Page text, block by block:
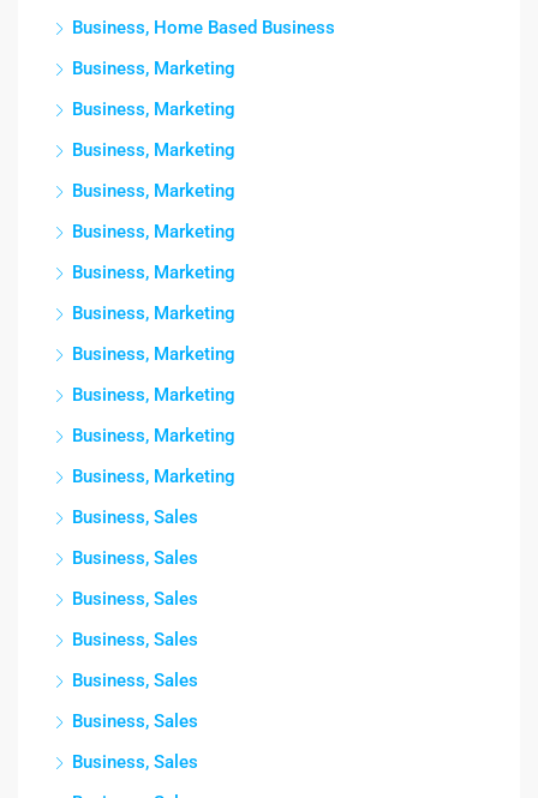
Business, Home Based Business
Business, Marketing
Business, Marketing
Business, Marketing
Business, Marketing
Business, Marketing
Business, Marketing
Business, Marketing
Business, Marketing
Business, Marketing
Business, Marketing
Business, Marketing
Business, Sales
Business, Sales
Business, Sales
Business, Sales
Business, Sales
Business, Sales
Business, Sales